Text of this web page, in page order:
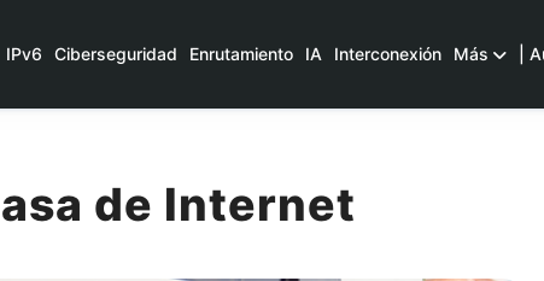
IPv6 Ciberseguridad Enrutamiento IA Interconexión Más |
de Internet